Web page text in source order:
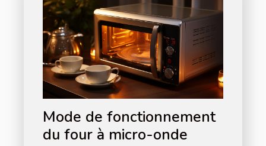
Mode de fonctionnement
du four à micro-onde